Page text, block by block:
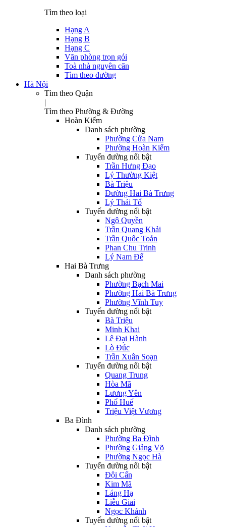
Tìm theo loại
Hạng A
Hạng B
Hạng C
Văn phòng trọn gói
Toà nhà nguyên căn
Tìm theo đường
Hà Nội
Tìm theo Quận
|
Tìm theo Phường & Đường
Hoàn Kiếm
Danh sách phường
Phường Cửa Nam
Phường Hoàn Kiếm
Tuyến đường nổi bật
Trần Hưng Đạo
Lý Thường Kiệt
Bà Triệu
Đường Hai Bà Trưng
Lý Thái Tổ
Tuyến đường nổi bật
Ngô Quyền
Trần Quang Khải
Trần Quốc Toản
Phan Chu Trinh
Lý Nam Đế
Hai Bà Trưng
Danh sách phường
Phường Bạch Mai
Phường Hai Bà Trưng
Phường Vĩnh Tuy
Tuyến đường nổi bật
Bà Triệu
Minh Khai
Lê Đại Hành
Lò Đúc
Trần Xuân Soạn
Tuyến đường nổi bật
Quang Trung
Hòa Mã
Lương Yên
Phố Huế
Triệu Việt Vương
Ba Đình
Danh sách phường
Phường Ba Đình
Phường Giảng Võ
Phường Ngọc Hà
Tuyến đường nổi bật
Đội Cấn
Kim Mã
Láng Hạ
Liễu Giai
Ngọc Khánh
Tuyến đường nổi bật